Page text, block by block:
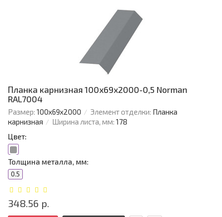
Планка карнизная 100х69х2000-0,5 Norman
RAL7004
Размер: 100х69х2000 Элемент отделки: Планка
карнизная
Ширина листа, мм: 178
Цвет:
Толщина металла, мм:
0.5
348.56 р.